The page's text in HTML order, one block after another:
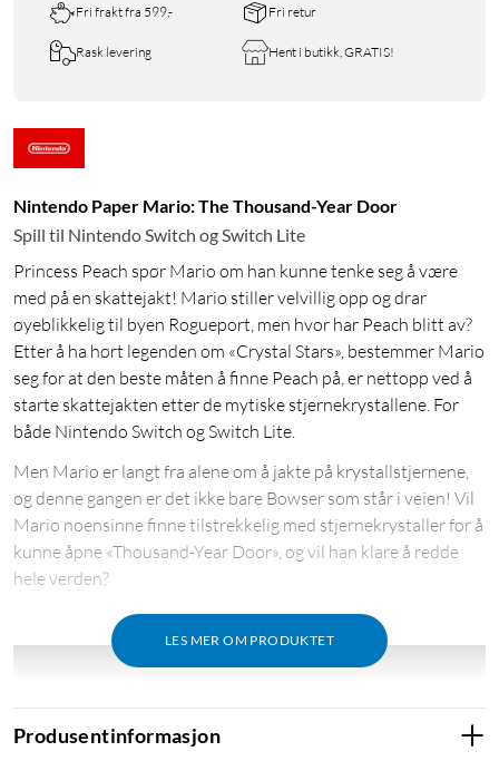
Fri frakt fra 599,- Fri retur
Rask levering Hent i butikk, GRATIS!
Nintendo Paper Mario: The Thousand-Year Door
Spill til Nintendo Switch og Switch Lite
Princess Peach spør Mario om han kunne tenke seg å være
med på en skattejakt! Mario stiller velvillig opp og drar
øyeblikkelig til byen Rogueport, men hvor har Peach blitt av?
Etter å ha hørt legenden om «Crystal Stars», bestemmer Mario
seg for at den beste måten å finne Peach på, er nettopp ved å
starte skattejakten etter de mytiske stjernekrystallene. For
både Nintendo Switch og Switch Lite.
LES MER OM PRODUKTET
Men Mario er langt fra alene om å jakte på krystallstjernene,
og denne gangen er det ikke bare Bowser som står i veien! Vil
Mario noensinne finne tilstrekkelig med stjernekrystaller for å
kunne åpne «Thousand-Year Door», og vil han klare å redde
hele verden?
Produsentinformasjon